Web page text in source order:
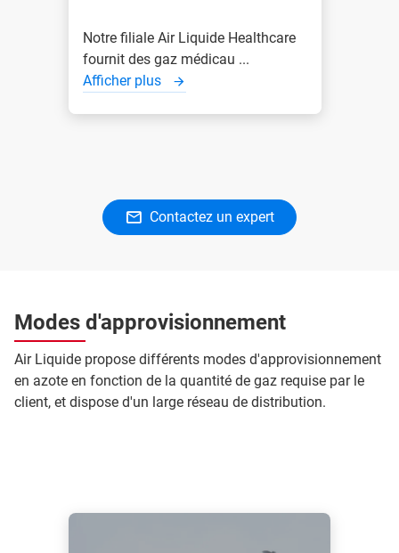
Notre filiale Air Liquide Healthcare
fournit des gaz médicau ...
Afficher plus
Contactez un expert
Modes d'approvisionnement
Air Liquide propose différents modes d'approvisionnement
en azote en fonction de la quantité de gaz requise par le
client, et dispose d'un large réseau de distribution.